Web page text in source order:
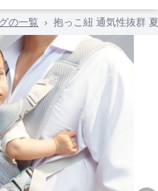
の一覧 › 抱っこ紐 通気性抜群